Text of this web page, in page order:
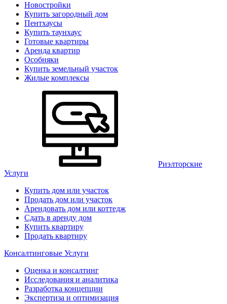
Новостройки
Купить загородный дом
Пентхаусы
Купить таунхаус
Готовые квартиры
Аренда квартир
Особняки
Купить земельный участок
Жилые комплексы
Риэлторские
Услуги
Купить дом или участок
Продать дом или участок
Арендовать дом или коттедж
Сдать в аренду дом
Купить квартиру
Продать квартиру
Консалтинговые Услуги
Оценка и консалтинг
Исследования и аналитика
Разработка концепции
Экспертиза и оптимизация